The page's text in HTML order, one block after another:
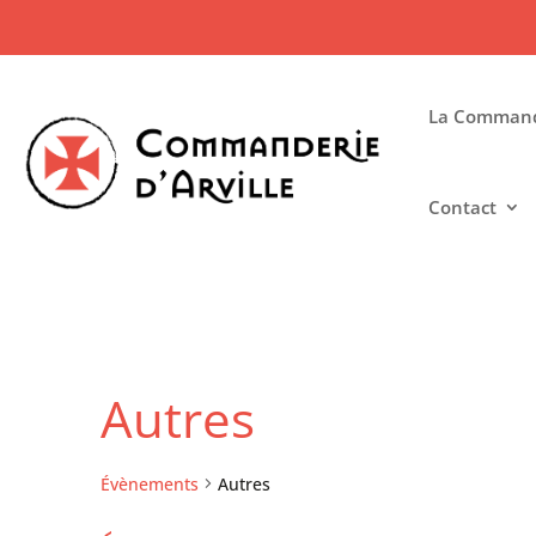
La
Contact
Autres
Évènements Autres